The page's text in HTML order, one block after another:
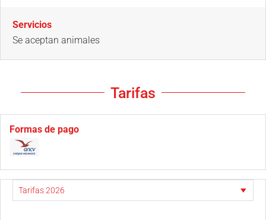
Servicios
Se aceptan animales
Tarifas
Formas de pago